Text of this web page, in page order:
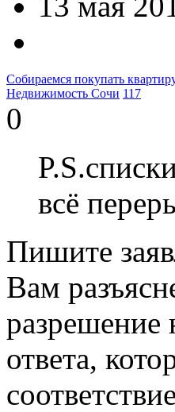
Собираемся покупать
Недвижимость Сочи 117
0
всё
Пишите
Вам
разрешение
ответа,